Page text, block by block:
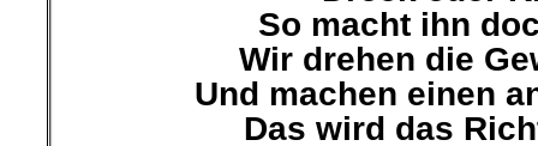
So macht ihn
Wir drehen die
Und machen einen
Das wird das